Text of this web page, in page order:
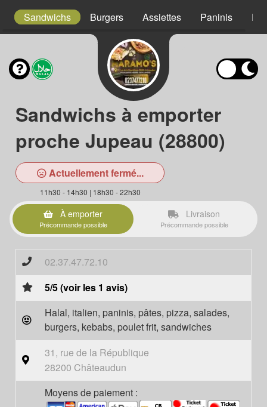
Sandwichs Burgers Assiettes Paninis
Sandwichs à emporter
proche Jupeau (28800)
Actuellement fermé...
11h30 - 14h30 | 18h30 - 22h30
À emporter
Précommande possible
Livraison
Précommande possible
02.37.47.72.10
5/5 (voir les 1 avis)
Halal, italien, paninis, pâtes, pizza, salades,
burgers, kebabs, poulet frit, sandwiches
31, rue de la République
28200 Châteaudun
Moyens de paiement :